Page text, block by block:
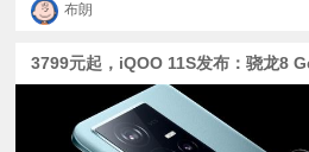
布朗